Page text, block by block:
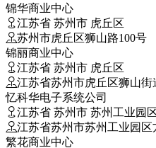
锦华商业中心
江苏省 苏州市 虎丘区
苏州市虎丘区狮山路100号
锦丽商业中心
江苏省 苏州市 虎丘区
江苏省苏州市虎丘区狮山街
忆科华电子系统公司
江苏省 苏州市 苏州工业园
江苏省苏州市苏州工业园区
繁花商业中心